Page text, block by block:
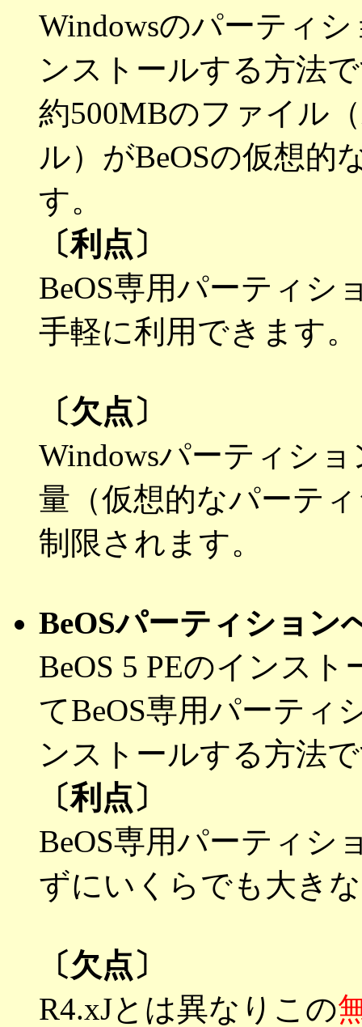
Windowsのパーティ
ンストールする方法
約500MBのファイル
ル）がBeOSの仮想的
す。
〔利点〕
BeOS専用パーティシ
手軽に利用できます。
〔欠点〕
Windowsパーティシ
量（仮想的なパーテ
制限されます。
BeOSパーティション
BeOS 5 PEのインス
てBeOS専用パーティ
ンストールする方法
〔利点〕
BeOS専用パーティシ
ずにいくらでも大き
〔欠点〕
R4.xJとは異なりこの